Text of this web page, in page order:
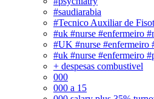
#saudiarabia
#Tecnico Auxiliar de
#uk #nurse #enfermeiro
#UK #nurse #enfermeiro
#uk #nurse #enfermeiro
+ despesas combustivel
000
000 a 15